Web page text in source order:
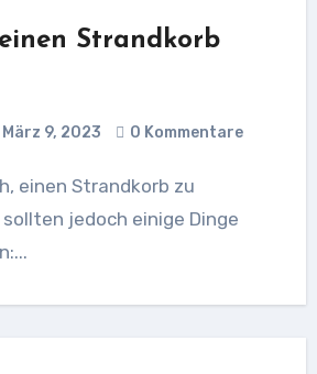
Strandkorb
März 9, 2023 0 Kommentare
jedoch einige Dinge